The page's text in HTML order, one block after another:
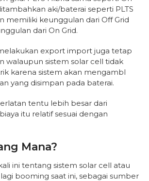
aki/baterai seperti PLTS
memiliki keunggulan dari Off Grid
dari On Grid.
export import juga tetap
walaupun sistem solar cell tidak
karena sistem akan mengambl
yang disimpan pada baterai.
tentu lebih besar dari
itu relatif sesuai dengan
Mana?
ini tentang sistem solar cell atau
booming saat ini, sebagai sumber